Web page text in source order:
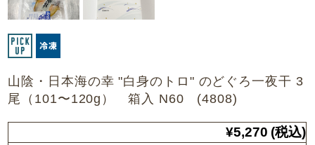
山陰・日本海の幸 "白身のトロ" のどぐろ一夜干 3
尾（101〜120g） 箱入 N60 (4808)
¥5,270 (税込)